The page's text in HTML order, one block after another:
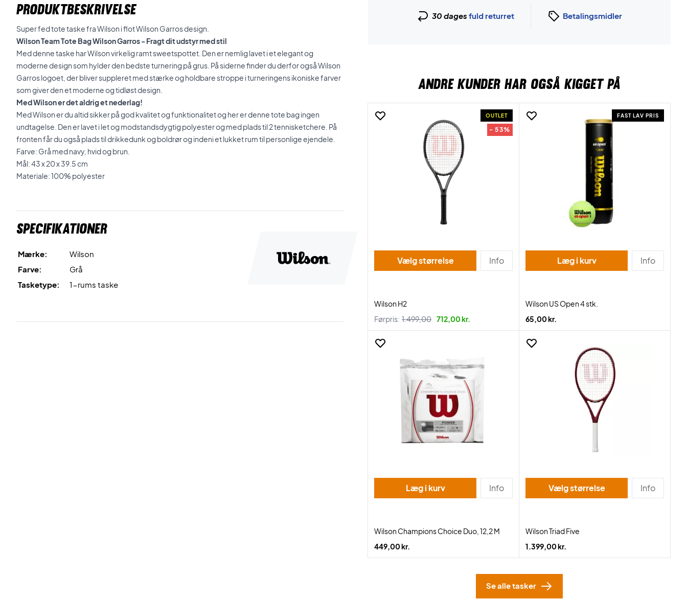
PRODUKTBESKRIVELSE
Super fed tote taske fra Wilson i flot Wilson Garros design.
Wilson Team Tote Bag Wilson Garros - Fragt dit udstyr med stil
Med denne taske har Wilson virkelig ramt sweetspottet. Den er nemlig lavet i et elegant og
moderne design som hylder den bedste turnering på grus. På siderne finder du derfor også Wilson
Garros logoet, der bliver suppleret med stærke og holdbare stroppe i turneringens ikoniske farver
som giver den et moderne og tidløst design.
Med Wilson er det aldrig et nederlag!
Med Wilson er du altid sikker på god kvalitet og funktionalitet og her er denne tote bag ingen
undtagelse. Den er lavet i let og modstandsdygtig polyester og med plads til 2 tennisketchere. På
fronten får du også plads til drikkedunk og boldrør og indeni et lukket rum til personlige ejendele.
Farve: Grå med navy, hvid og brun.
Mål: 43 x 20 x 39.5 cm
Materiale: 100% polyester
Specifikationer
Mærke:
Wilson
Farve:
Grå
Tasketype:
1-rums taske
30 dages fuld returret Betalingsmidler
ANDRE KUNDER HAR OGSÅ KIGGET PÅ
OUTLET
- 53%
Vælg størrelse Info
Wilson H2
Førpris: 1.499,00 712,00 kr.
FAST LAV PRIS
Læg i kurv Info
Wilson US Open 4 stk.
65,00 kr.
Læg i kurv Info
Wilson Champions Choice Duo, 12,2 M
449,00 kr.
Vælg størrelse Info
Wilson Triad Five
1.399,00 kr.
Se alle tasker